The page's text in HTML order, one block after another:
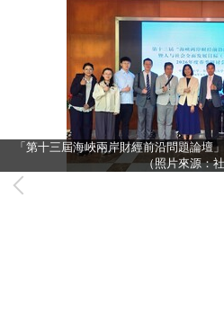
「第十三屆海峽兩岸財經前沿問題論壇
（照片來源：